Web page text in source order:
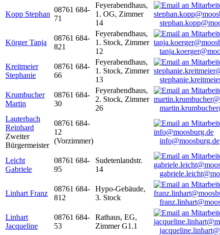
Kopp Stephan
08761 684-
71
Feyerabendhaus,
1. OG, Zimmer
14
Körger Tanja
08761 684-
821
Feyerabendhaus,
1. Stock, Zimmer
12
Kreitmeier
Stephanie
08761 684-
66
Feyerabendhaus,
1. Stock, Zimmer
13
Krumbucher
Martin
08761 684-
30
Feyerabendhaus,
2. Stock, Zimmer
26
Lauterbach
Reinhard
Zweiter
Bürgermeister
08761 684-
12
(Vorzimmer)
info@moosburg.de
Leicht
Gabriele
08761 684-
95
Sudetenlandstr.
14
Linhart Franz
08761 684-
812
Hypo-Gebäude,
3. Stock
Linhart
Jacqueline
08761 684-
53
Rathaus, EG,
Zimmer G1.1